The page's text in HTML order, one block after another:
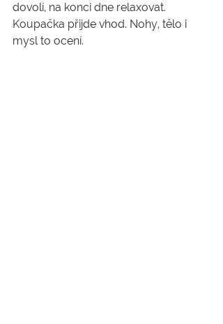
dovolí, na konci dne relaxovat.
Koupačka přijde vhod. Nohy, tělo i
mysl to ocení.